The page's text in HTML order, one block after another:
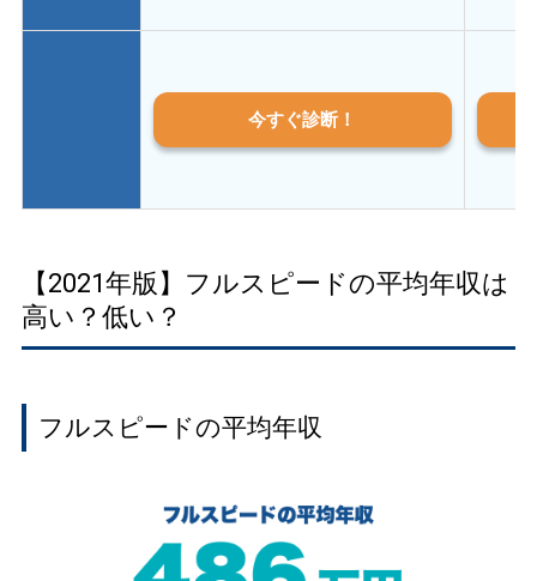
今すぐ診断！
【2021年版】フルスピードの平均年収は
高い？低い？
フルスピードの平均年収